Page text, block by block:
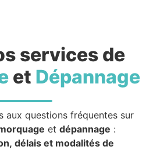
services de
et Dépannage
aux questions fréquentes sur
et dépannage :
délais et modalités de